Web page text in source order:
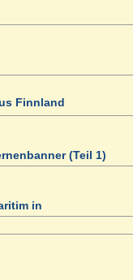
Finnland
(Teil 1)
in